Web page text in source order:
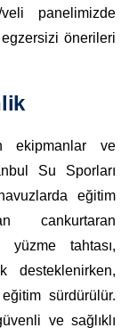
panelimizde
önerileri
ekipmanlar ve
Su Sporları
eğitim
cankurtaran
yüzme tahtası,
desteklenirken,
sürdürülür.
ve sağlıklı